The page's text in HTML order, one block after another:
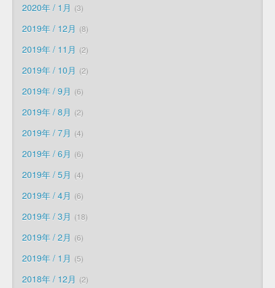
2020年 / 1月 3
2019年 / 12月 8
2019年 / 11月 2
2019年 / 10月 2
2019年 / 9月 6
2019年 / 8月 2
2019年 / 7月 4
2019年 / 6月 6
2019年 / 5月 4
2019年 / 4月 6
2019年 / 3月 18
2019年 / 2月 6
2019年 / 1月 5
2018年 / 12月 2